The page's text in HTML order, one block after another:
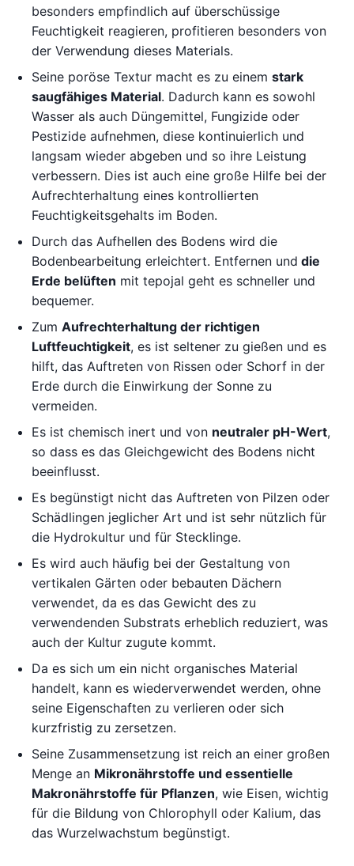
besonders empfindlich auf überschüssige
Feuchtigkeit reagieren, profitieren besonders von
der Verwendung dieses Materials.
Seine poröse Textur macht es zu einem stark
saugfähiges Material. Dadurch kann es sowohl
Wasser als auch Düngemittel, Fungizide oder
Pestizide aufnehmen, diese kontinuierlich und
langsam wieder abgeben und so ihre Leistung
verbessern. Dies ist auch eine große Hilfe bei der
Aufrechterhaltung eines kontrollierten
Feuchtigkeitsgehalts im Boden.
Durch das Aufhellen des Bodens wird die
Bodenbearbeitung erleichtert. Entfernen und die
Erde belüften mit tepojal geht es schneller und
bequemer.
Zum Aufrechterhaltung der richtigen
Luftfeuchtigkeit, es ist seltener zu gießen und es
hilft, das Auftreten von Rissen oder Schorf in der
Erde durch die Einwirkung der Sonne zu
vermeiden.
Es ist chemisch inert und von neutraler pH-Wert,
so dass es das Gleichgewicht des Bodens nicht
beeinflusst.
Es begünstigt nicht das Auftreten von Pilzen oder
Schädlingen jeglicher Art und ist sehr nützlich für
die Hydrokultur und für Stecklinge.
Es wird auch häufig bei der Gestaltung von
vertikalen Gärten oder bebauten Dächern
verwendet, da es das Gewicht des zu
verwendenden Substrats erheblich reduziert, was
auch der Kultur zugute kommt.
Da es sich um ein nicht organisches Material
handelt, kann es wiederverwendet werden, ohne
seine Eigenschaften zu verlieren oder sich
kurzfristig zu zersetzen.
Seine Zusammensetzung ist reich an einer großen
Menge an Mikronährstoffe und essentielle
Makronährstoffe für Pflanzen, wie Eisen, wichtig
für die Bildung von Chlorophyll oder Kalium, das
das Wurzelwachstum begünstigt.